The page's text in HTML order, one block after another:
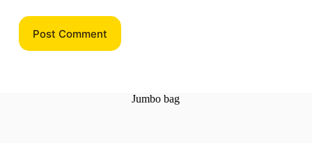
Post Comment
Jumbo bag